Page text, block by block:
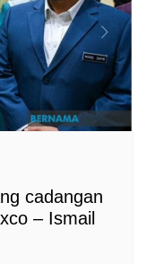
cadangan
– Ismail